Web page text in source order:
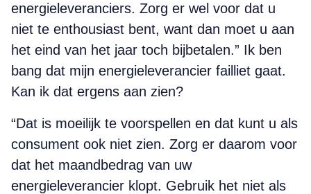
energieleveranciers. Zorg er wel voor dat u
niet te enthousiast bent, want dan moet u aan
het eind van het jaar toch bijbetalen.” Ik ben
bang dat mijn energieleverancier failliet gaat.
Kan ik dat ergens aan zien?
“Dat is moeilijk te voorspellen en dat kunt u als
consument ook niet zien. Zorg er daarom voor
dat het maandbedrag van uw
energieleverancier klopt. Gebruik het niet als